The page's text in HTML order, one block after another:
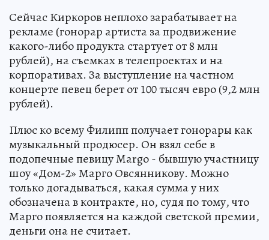
Сейчас Киркоров неплохо зарабатывает на
рекламе (гонорар артиста за продвижение
какого-либо продукта стартует от 8 млн
рублей), на съемках в телепроектах и на
корпоративах. За выступление на частном
концерте певец берет от 100 тысяч евро (9,2 млн
рублей).
Плюс ко всему Филипп получает гонорары как
музыкальный продюсер. Он взял себе в
подопечные певицу Margo - бывшую участницу
шоу «Дом-2» Марго Овсянникову. Можно
только догадываться, какая сумма у них
обозначена в контракте, но, судя по тому, что
Марго появляется на каждой светской премии,
деньги она не считает.